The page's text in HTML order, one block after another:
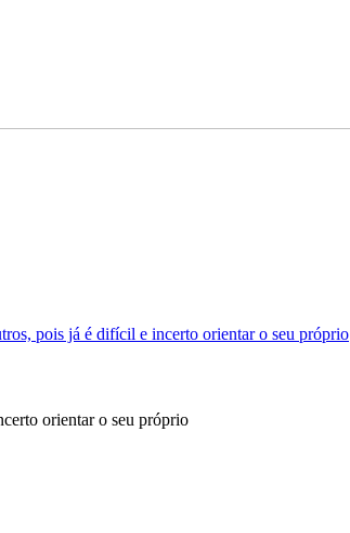
pois já é difícil e incerto orientar o seu próprio
orientar o seu próprio